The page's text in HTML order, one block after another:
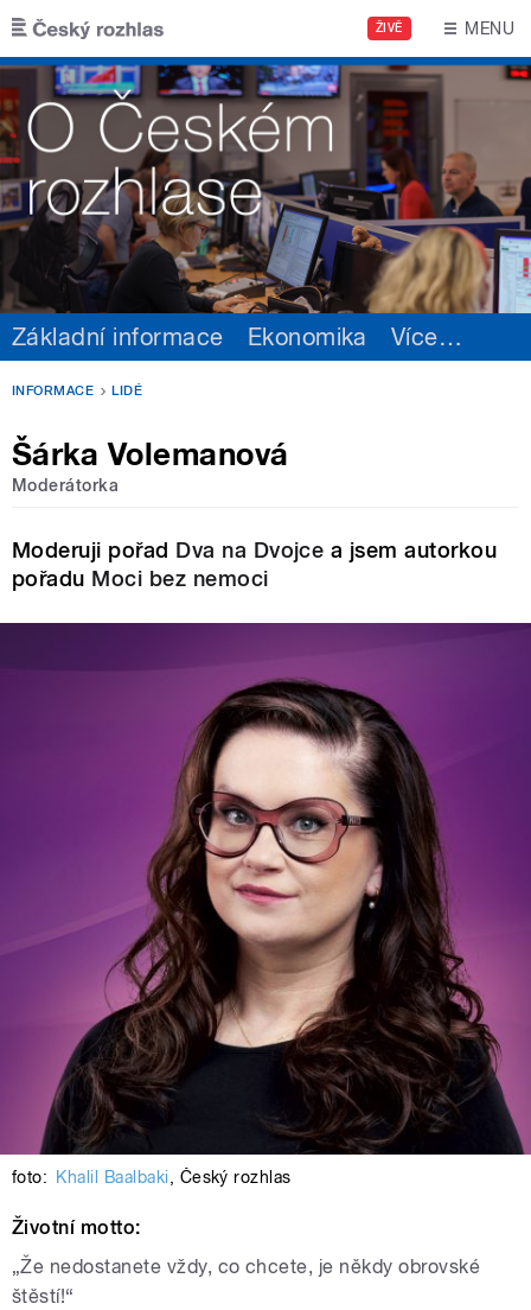
Přejít k hlavnímu obsahu
ŽIVĚ MENU
Základní informace Ekonomika Více…
INFORMACE LIDÉ
Šárka Volemanová
Moderátorka
Moderuji pořad Dva na Dvojce a jsem autorkou
pořadu Moci bez nemoci
foto: Khalil Baalbaki, Český rozhlas
Životní motto:
„Že nedostanete vždy, co chcete, je někdy obrovské
štěstí!“